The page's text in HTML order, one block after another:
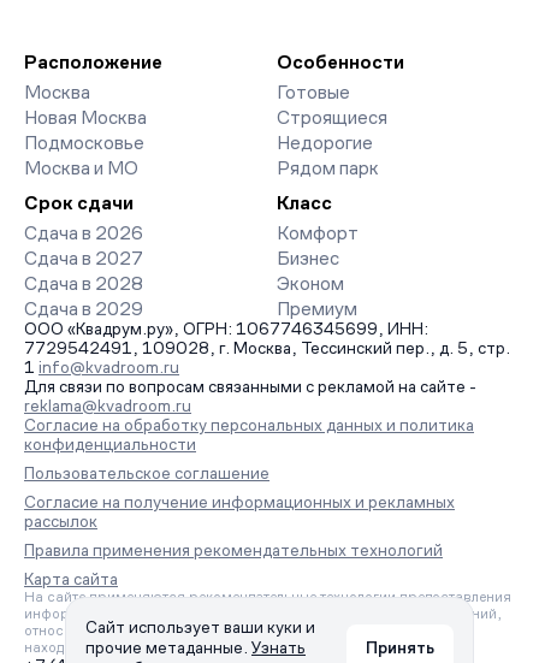
Расположение
Москва
Новая Москва
Подмосковье
Москва и МО
Особенности
Готовые
Строящиеся
Недорогие
Рядом парк
Срок сдачи
Сдача в 2026
Сдача в 2027
Сдача в 2028
Сдача в 2029
Класс
Комфорт
Бизнес
Эконом
Премиум
ООО «Квадрум.ру», ОГРН: 1067746345699, ИНН:
7729542491, 109028, г. Москва, Тессинский пер., д. 5, стр.
1 info@kvadroom.ru
Для связи по вопросам связанными с рекламой на сайте -
reklama@kvadroom.ru
Согласие на обработку персональных данных и политика
конфиденциальности
Пользовательское соглашение
Согласие на получение информационных и рекламных
рассылок
Правила применения рекомендательных технологий
Карта сайта
На сайте применяются рекомендательные технологии предоставления
информации на основе сбора, систематизации и анализа сведений,
относящихся к предпочтениям пользователей сети «Интернет»,
находящихся на территории Российской Федерации.
Сайт использует ваши куки и
прочие метаданные. Узнать
Принять